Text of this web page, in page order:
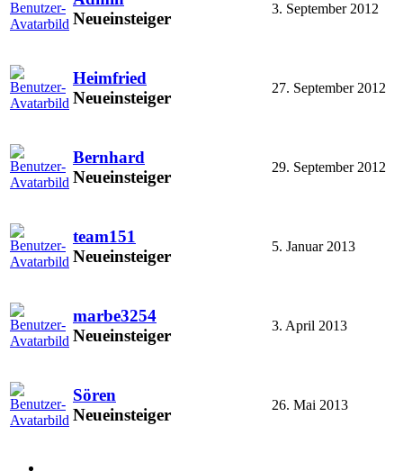
Neueinsteiger
3. September 2012
Heimfried
Neueinsteiger
27. September 2012
Bernhard
Neueinsteiger
29. September 2012
team151
Neueinsteiger
5. Januar 2013
marbe3254
Neueinsteiger
3. April 2013
Sören
Neueinsteiger
26. Mai 2013